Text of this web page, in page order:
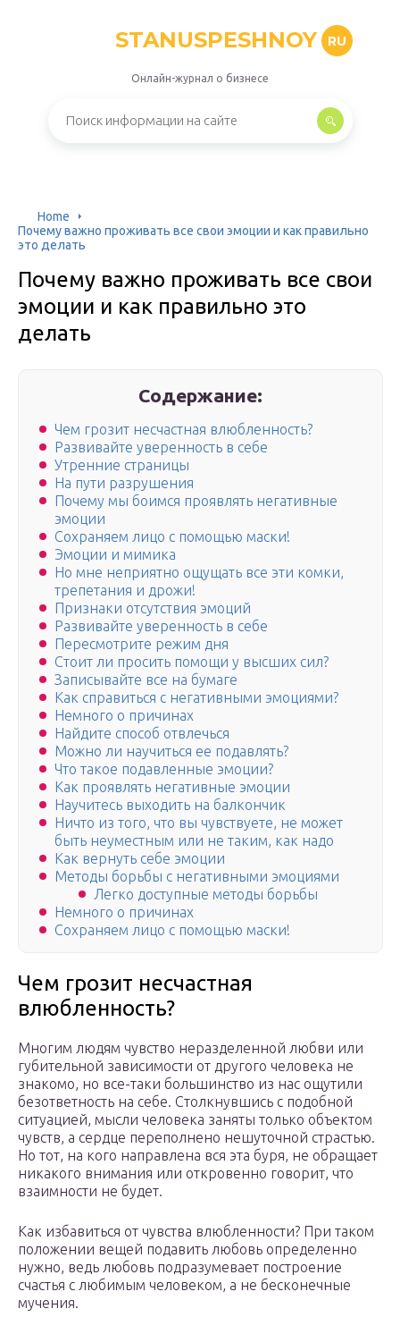
STANUSPESHNOY RU
Онлайн-журнал о бизнесе
Home
Почему важно проживать все свои эмоции и как правильно
это делать
Почему важно проживать все свои
эмоции и как правильно это
делать
Содержание:
Чем грозит несчастная влюбленность?
Развивайте уверенность в себе
Утренние страницы
На пути разрушения
Почему мы боимся проявлять негативные
эмоции
Сохраняем лицо с помощью маски!
Эмоции и мимика
Но мне неприятно ощущать все эти комки,
трепетания и дрожи!
Признаки отсутствия эмоций
Развивайте уверенность в себе
Пересмотрите режим дня
Стоит ли просить помощи у высших сил?
Записывайте все на бумаге
Как справиться с негативными эмоциями?
Немного о причинах
Найдите способ отвлечься
Можно ли научиться ее подавлять?
Что такое подавленные эмоции?
Как проявлять негативные эмоции
Научитесь выходить на балкончик
Ничто из того, что вы чувствуете, не может
быть неуместным или не таким, как надо
Как вернуть себе эмоции
Методы борьбы с негативными эмоциями
Легко доступные методы борьбы
Немного о причинах
Сохраняем лицо с помощью маски!
Чем грозит несчастная
влюбленность?
Многим людям чувство неразделенной любви или
губительной зависимости от другого человека не
знакомо, но все-таки большинство из нас ощутили
безответность на себе. Столкнувшись с подобной
ситуацией, мысли человека заняты только объектом
чувств, а сердце переполнено нешуточной страстью.
Но тот, на кого направлена вся эта буря, не обращает
никакого внимания или откровенно говорит, что
взаимности не будет.
Как избавиться от чувства влюбленности? При таком
положении вещей подавить любовь определенно
нужно, ведь любовь подразумевает построение
счастья с любимым человеком, а не бесконечные
мучения.